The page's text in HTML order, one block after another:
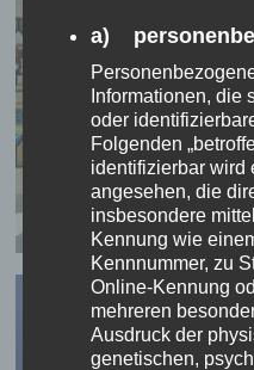
a)
Informationen, die
oder
Folgenden
identifizierbar wird
angesehen, die
insbesondere
Kennung wie
Kennnummer, zu
Online-Kennung
mehreren
Ausdruck der
genetischen,